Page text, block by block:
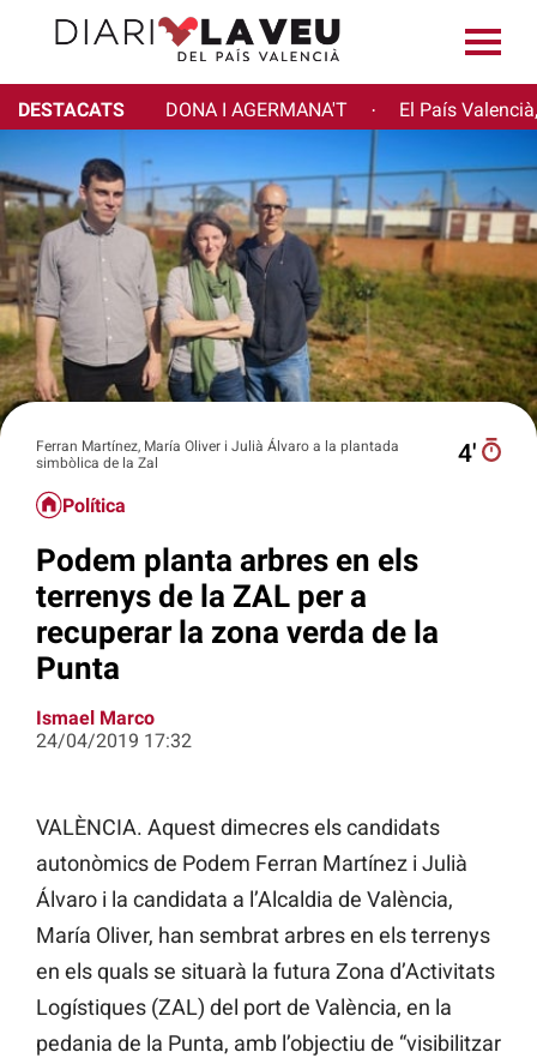
DESTACATS DONA I AGERMANA'T · El País
Ferran Martínez, María Oliver i Julià Álvaro a la plantada
simbòlica de la Zal
4′
Política
Podem planta arbres en els
terrenys de la ZAL per a
recuperar la zona verda de la
Punta
Ismael Marco
24/04/2019 17:32
VALÈNCIA. Aquest dimecres els candidats
autonòmics de Podem Ferran Martínez i Julià
Álvaro i la candidata a l’Alcaldia de València,
María Oliver, han sembrat arbres en els terrenys
en els quals se situarà la futura Zona d’Activitats
Logístiques (ZAL) del port de València, en la
pedania de la Punta, amb l’objectiu de “visibilitzar